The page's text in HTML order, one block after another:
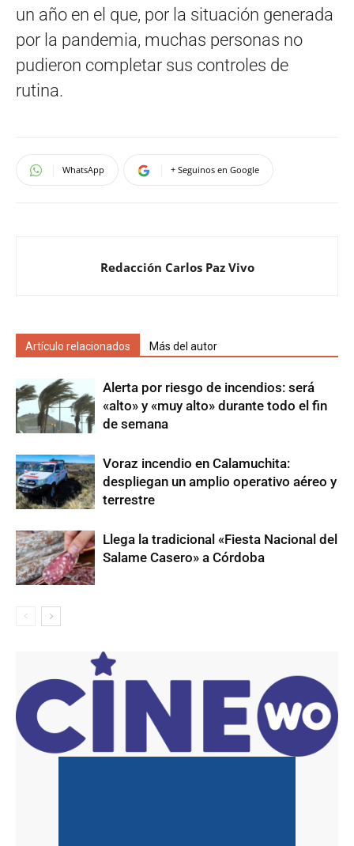
un año en el que, por la situación generada
por la pandemia, muchas personas no
pudieron completar sus controles de
rutina.
WhatsApp + Seguinos en Google
Redacción Carlos Paz Vivo
Artículo relacionados Más del autor
Alerta por riesgo de incendios: será
«alto» y «muy alto» durante todo el fin
de semana
Voraz incendio en Calamuchita:
despliegan un amplio operativo aéreo y
terrestre
Llega la tradicional «Fiesta Nacional del
Salame Casero» a Córdoba